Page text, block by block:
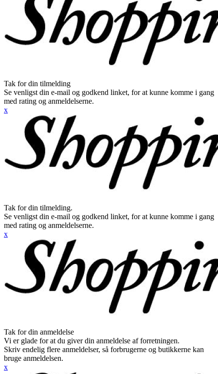
Tak for din tilmelding
Se venligst din e-mail og godkend linket, for at kunne komme i gang
med rating og anmeldelserne.
x
Tak for din tilmelding.
Se venligst din e-mail og godkend linket, for at kunne komme i gang
med rating og anmeldelserne.
x
Tak for din anmeldelse
Vi er glade for at du giver din anmeldelse af forretningen.
Skriv endelig flere anmeldelser, så forbrugerne og butikkerne kan
bruge anmeldelsen.
x